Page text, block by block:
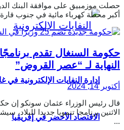
إدارة النفايات الإلكترونية
الاقتصاد الأخضر في إفريقيا
حصلت موزمبيق على موافقة البنك
أكبر محطة كهرباء مائية في جنوب
حكومة السنغال تقدم
النهاية لـ “عصر القروض”
أكتوبر 14, 2024
قال رئيس الوزراء عثمان سونكو إن
الاثنين برنامجا تنمويا جديدا
...